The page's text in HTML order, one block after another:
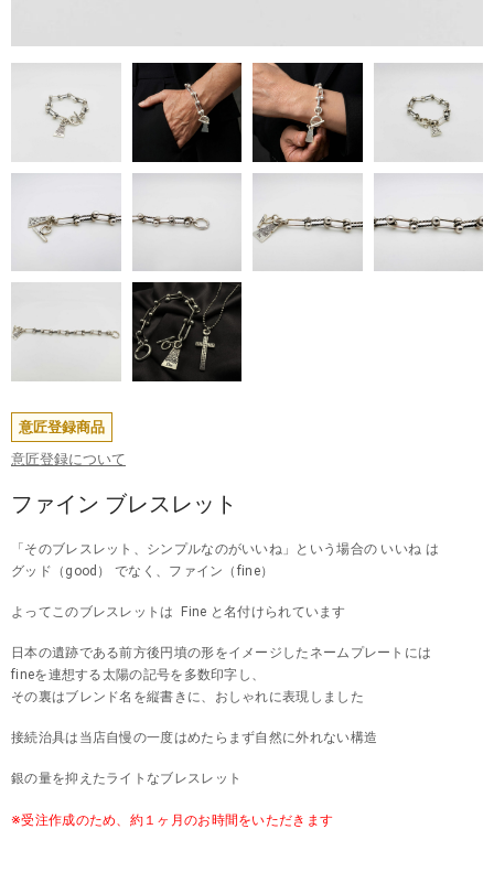
意匠登録商品
意匠登録について
ファイン ブレスレット
「そのブレスレット、シンプルなのがいいね」という場合の いいね は
グッド（good） でなく、ファイン（fine）
よってこのブレスレットは Fine と名付けられています
日本の遺跡である前方後円墳の形をイメージしたネームプレートには
fineを連想する太陽の記号を多数印字し、
その裏はブレンド名を縦書きに、おしゃれに表現しました
接続治具は当店自慢の一度はめたらまず自然に外れない構造
銀の量を抑えたライトなブレスレット
※受注作成のため、約１ヶ月のお時間をいただきます